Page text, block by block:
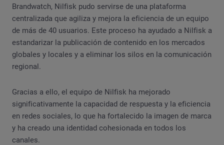
Brandwatch, Nilfisk pudo servirse de una plataforma
centralizada que agiliza y mejora la eficiencia de un equipo
de más de 40 usuarios. Este proceso ha ayudado a Nilfisk a
estandarizar la publicación de contenido en los mercados
globales y locales y a eliminar los silos en la comunicación
regional.
Gracias a ello, el equipo de Nilfisk ha mejorado
significativamente la capacidad de respuesta y la eficiencia
en redes sociales, lo que ha fortalecido la imagen de marca
y ha creado una identidad cohesionada en todos los
canales.